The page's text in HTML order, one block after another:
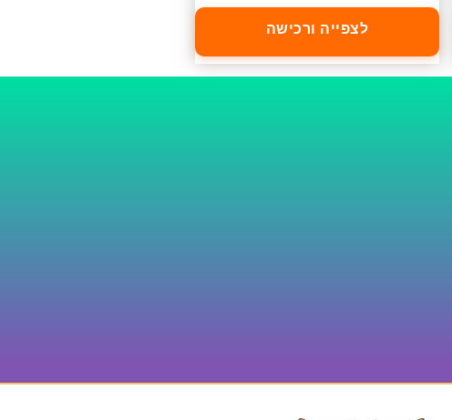
לצפייה ורכישה